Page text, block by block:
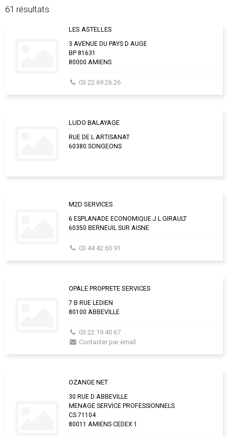
61 résultats
LES ASTELLES
3 AVENUE DU PAYS D AUGE
BP 81631
80000 AMIENS
03 22 69 26 26
LUDO BALAYAGE
RUE DE L ARTISANAT
60380 SONGEONS
M2D SERVICES
6 ESPLANADE ECONOMIQUE J L GIRAULT
60350 BERNEUIL SUR AISNE
03 44 42 60 91
OPALE PROPRETE SERVICES
7 B RUE LEDIEN
80100 ABBEVILLE
03 22 19 40 67
Contacter par email
OZANGE NET
30 RUE D ABBEVILLE
MENAGE SERVICE PROFESSIONNELS
CS 71104
80011 AMIENS CEDEX 1